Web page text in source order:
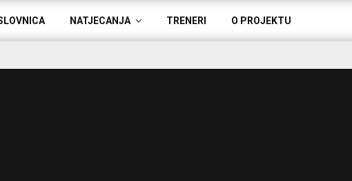
NATJECANJA TRENERI O PROJEKTU